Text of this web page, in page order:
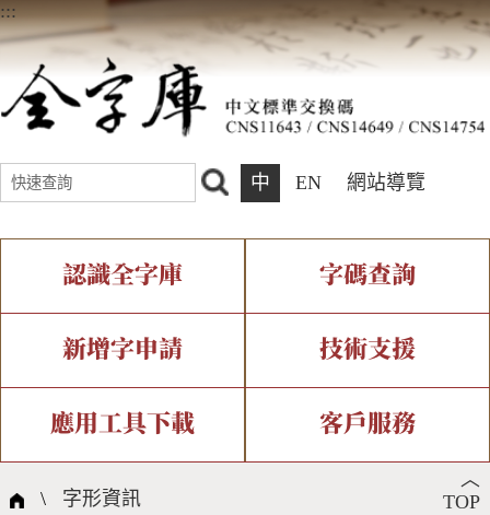
:::
中 EN 網站導覽
認識全字庫
全字庫介紹 全字庫現況
中文碼介紹 專有名詞介紹
國際字碼相關組織
字碼查詢
IDS查詢 部件查詢
複合查詢 注音查詢
筆畫查詢
新增字申請
新字申請處理流程
技術支援
字形即時顯示 造字解決方案
全字庫授權 轉碼Web Service
應用工具下載
個人電腦造字處理工具
客戶服務
問題集
︿
TOP
\ 字形資訊